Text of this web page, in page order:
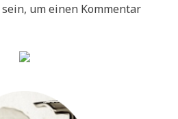
sein, um einen Kommentar